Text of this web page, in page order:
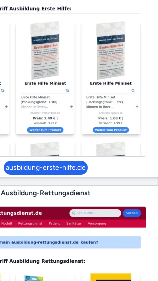
ausbildung-erste-hilfe.de
Ausbildung-Rettungsdienst